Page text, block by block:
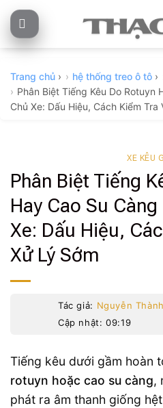
Skip
to
Trang chủ › hệ thống treo ô tô ›
Phân Biệt Tiếng Kêu Do Rotuyn
Chủ Xe: Dấu Hiệu, Cách Kiểm Tra
XE KÊU
Phân Biệt Tiếng
Hay Cao Su
Xe: Dấu Hiệu,
Xử Lý Sớm
Tác giả: Nguyễn
Cập nhật: 09:19
Tiếng kêu dưới gầm hoàn
rotuyn hoặc cao su càng,
phát ra âm thanh giống